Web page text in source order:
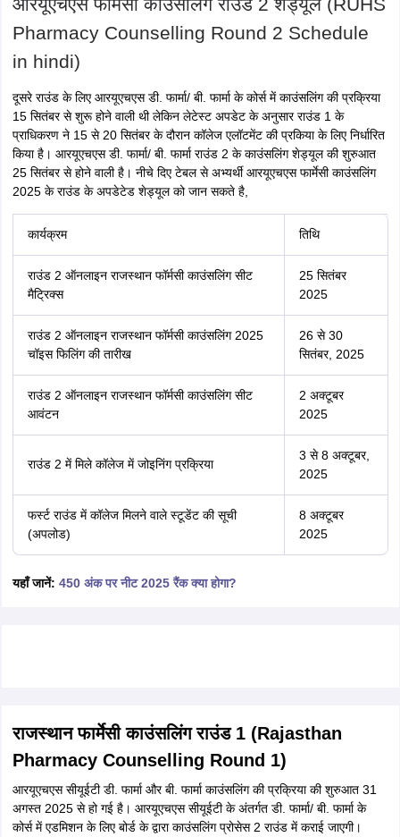
Pharmacy Counselling Round 2 Schedule
in hindi)
दूसरे राउंड के लिए आरयूएचएस डी. फार्मा/ बी. फार्मा के कोर्स में काउंसलिंग की प्रक्रिया
15 सितंबर से शुरू होने वाली थी लेकिन लेटेस्ट अपडेट के अनुसार राउंड 1 के
प्राधिकरण ने 15 से 20 सितंबर के दौरान कॉलेज एलॉटमेंट की प्रकिया के लिए निर्धारित
किया है। आरयूएचएस डी. फार्मा/ बी. फार्मा राउंड 2 के काउंसलिंग शेड्यूल की शुरुआत
25 सितंबर से होने वाली है। नीचे दिए टेबल से अभ्यर्थी आरयूएचएस फार्मेसी काउंसलिंग
2025 के राउंड के अपडेटेड शेड्यूल को जान सकते है,
कार्यक्रम तिथि
राउंड 2 ऑनलाइन राजस्थान फॉर्मसी काउंसलिंग सीट
मैट्रिक्स
25 सितंबर
2025
राउंड 2 ऑनलाइन राजस्थान फॉर्मसी काउंसलिंग 2025
चॉइस फिलिंग की तारीख
26 से 30
सितंबर, 2025
राउंड 2 ऑनलाइन राजस्थान फॉर्मसी काउंसलिंग सीट
आवंटन
2 अक्टूबर
2025
राउंड 2 में मिले कॉलेज में जोइनिंग प्रक्रिया
3 से 8 अक्टूबर,
2025
फर्स्ट राउंड में कॉलेज मिलने वाले स्टूडेंट की सूची
(अपलोड)
8 अक्टूबर
2025
यहाँ जानें: 450 अंक पर नीट 2025 रैंक क्या होगा?
राजस्थान फार्मेसी काउंसलिंग राउंड 1 (Rajasthan
Pharmacy Counselling Round 1)
आरयूएचएस सीयूईटी डी. फार्मा और बी. फार्मा काउंसलिंग की प्रक्रिया की शुरुआत 31
अगस्त 2025 से हो गई है। आरयूएचएस सीयूईटी के अंतर्गत डी. फार्मा/ बी. फार्मा के
कोर्स में एडमिशन के लिए बोर्ड के द्वारा काउंसलिंग प्रोसेस 2 राउंड में कराई जाएगी।